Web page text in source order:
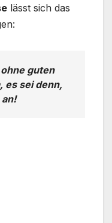
lässt sich das
guten
es sei denn,